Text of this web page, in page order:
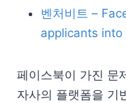
벤처비트 –
applicants
페이스북이 가진 문
자사의 플랫폼을 기